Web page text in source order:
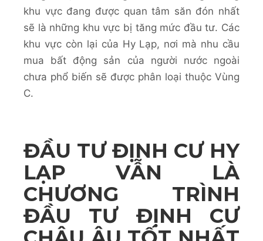
khu vực đang được quan tâm săn đón nhất
sẽ là những khu vực bị tăng mức đầu tư. Các
khu vực còn lại của Hy Lạp, nơi mà nhu cầu
mua bất động sản của người nước ngoài
chưa phổ biến sẽ được phân loại thuộc Vùng
C.
ĐẦU TƯ ĐỊNH CƯ HY
LẠP VẪN LÀ
CHƯƠNG TRÌNH
ĐẦU TƯ ĐỊNH CƯ